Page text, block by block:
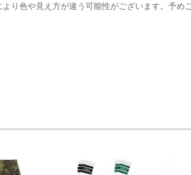
り色や見え方が違う可能性がございます。予め